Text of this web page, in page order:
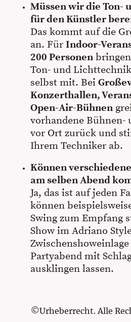
Müssen wir die Ton-
für den Künstler
Das kommt auf die
an. FürIndoor-
200 Personen
Ton- und
selbst mit. Bei
Konzerthallen,
Open-Air-Bühnen
vorhandene Bühnen-
vor Ort zurück und
Ihrem Techniker ab.
Können
am selben Abend
Ja, das ist auf jeden
können
Swing zum Empfang
Show im Adriano
Partyabend mit
ausklingen lassen.
©Urheberrecht. Alle